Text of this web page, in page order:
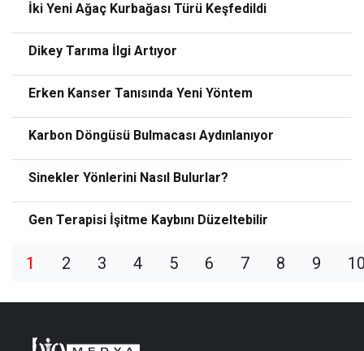
İki Yeni Ağaç Kurbağası Türü Keşfedildi
Dikey Tarıma İlgi Artıyor
Erken Kanser Tanısında Yeni Yöntem
Karbon Döngüsü Bulmacası Aydınlanıyor
Sinekler Yönlerini Nasıl Bulurlar?
Gen Terapisi İşitme Kaybını Düzeltebilir
1 2 3 4 5 6 7 8 9